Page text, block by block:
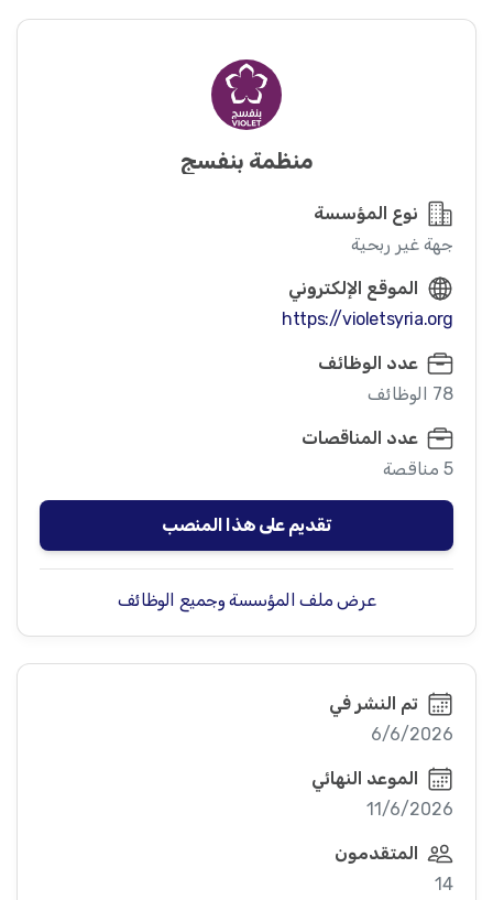
منظمة بنفسج
نوع المؤسسة
جهة غير ربحية
الموقع الإلكتروني
https://violetsyria.org
عدد الوظائف
78 الوظائف
عدد المناقصات
5 مناقصة
تقديم على هذا المنصب
عرض ملف المؤسسة وجميع الوظائف
تم النشر في
6/6/2026
الموعد النهائي
11/6/2026
المتقدمون
14